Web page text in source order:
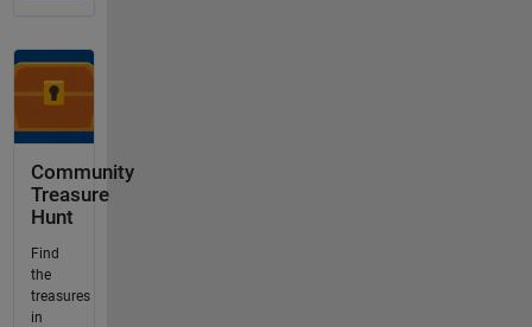
Community
Treasure
Hunt
Find
the
treasures
in